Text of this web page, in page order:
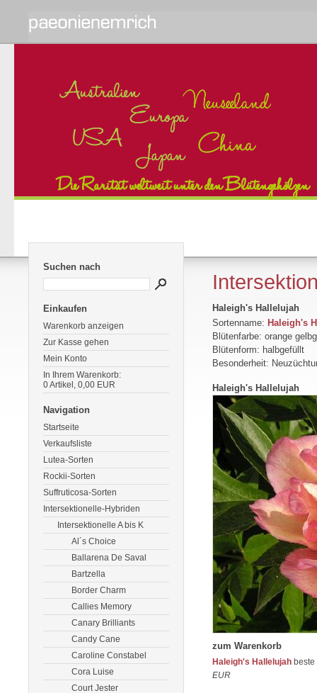
Suchen nach
Einkaufen
Warenkorb anzeigen
Zur Kasse gehen
Mein Konto
In Ihrem Warenkorb:
0Artikel, 0,00 EUR
Navigation
Startseite
Verkaufsliste
Lutea-Sorten
Rockii-Sorten
Suffruticosa-Sorten
Intersektionelle-Hybriden
Intersektionelle A bis K
Al´s Choice
Ballarena De Saval
Bartzella
Border Charm
Callies Memory
Canary Brilliants
Candy Cane
Caroline Constabel
Cora Luise
Court Jester
Haleigh's Hallelujah
Sortenname: Haleigh's
Blütenfarbe: orange
Blütenform: halbgefüllt
Besonderheit:
Haleigh's Hallelujah
zum Warenkorb
Haleigh's Hallelujah
EUR